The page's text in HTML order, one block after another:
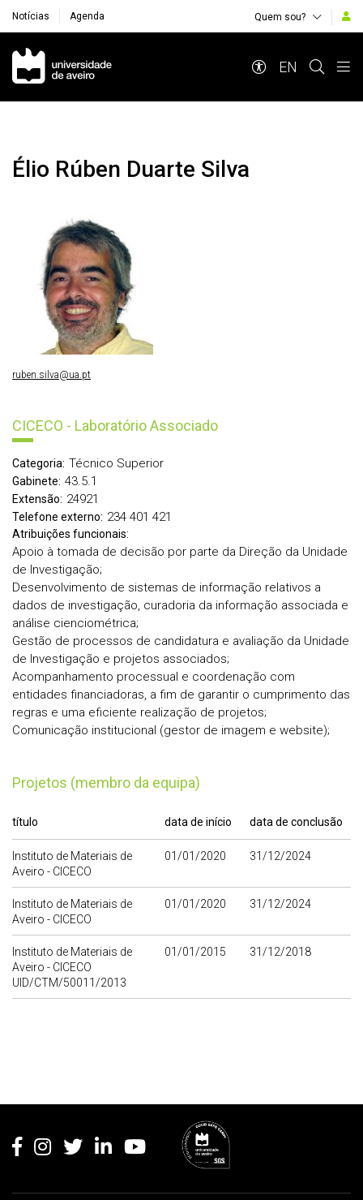
Notícias Agenda Quem sou?
Navegação Principal
EN
Élio Rúben Duarte Silva
CICECO - Laboratório Associado
Categoria: Técnico Superior
Gabinete: 43.5.1
Extensão: 24921
Telefone externo: 234 401 421
Atribuições funcionais:
Apoio à tomada de decisão por parte da Direção da Unidade
de Investigação;
Desenvolvimento de sistemas de informação relativos a
dados de investigação, curadoria da informação associada e
análise cienciométrica;
Gestão de processos de candidatura e avaliação da Unidade
de Investigação e projetos associados;
Acompanhamento processual e coordenação com
entidades financiadoras, a fim de garantir o cumprimento das
regras e uma eficiente realização de projetos;
Comunicação institucional (gestor de imagem e website);
Projetos (membro da equipa)
título data de início data de conclusão
Instituto de Materiais de
Aveiro - CICECO
01/01/2020 31/12/2024
Instituto de Materiais de
Aveiro - CICECO
01/01/2020 31/12/2024
Instituto de Materiais de
Aveiro - CICECO
UID/CTM/50011/2013
01/01/2015 31/12/2018
ruben.silva@ua.pt